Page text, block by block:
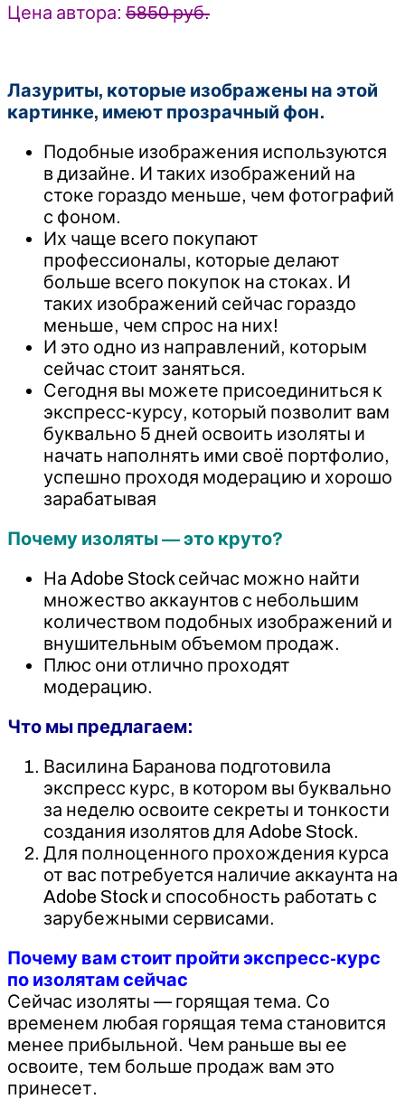
Цена автора: 5850 руб.
Лазуриты, которые изображены на этой
картинке, имеют прозрачный фон.
Подобные изображения используются
в дизайне. И таких изображений на
стоке гораздо меньше, чем фотографий
с фоном.
Их чаще всего покупают
профессионалы, которые делают
больше всего покупок на стоках. И
таких изображений сейчас гораздо
меньше, чем спрос на них!
И это одно из направлений, которым
сейчас стоит заняться.
Сегодня вы можете присоединиться к
экспресс-курсу, который позволит вам
буквально 5 дней освоить изоляты и
начать наполнять ими своё портфолио,
успешно проходя модерацию и хорошо
зарабатывая
Почему изоляты — это круто?
На Adobe Stock сейчас можно найти
множество аккаунтов с небольшим
количеством подобных изображений и
внушительным объемом продаж.
Плюс они отлично проходят
модерацию.
Что мы предлагаем:
Василина Баранова подготовила
экспресс курс, в котором вы буквально
за неделю освоите секреты и тонкости
создания изолятов для Adobe Stock.
Для полноценного прохождения курса
от вас потребуется наличие аккаунта на
Adobe Stock и способность работать с
зарубежными сервисами.
Почему вам стоит пройти экспресс-курс
по изолятам сейчас
Сейчас изоляты — горящая тема. Со
временем любая горящая тема становится
менее прибыльной. Чем раньше вы ее
освоите, тем больше продаж вам это
принесет.